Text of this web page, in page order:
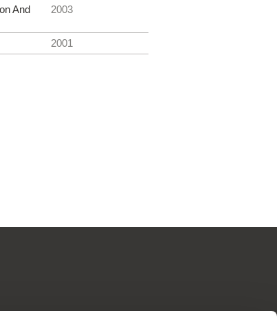
And
2003
2001